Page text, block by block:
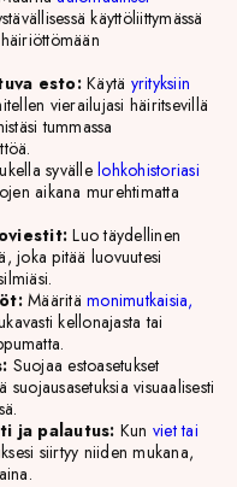
käyttöliittymässä
esto:Käytä yrityksiin
vierailujasi häiritsevillä
tummassa
syvällelohkohistoriasi
aikana murehtimatta
Luo täydellinen
joka pitää luovuutesi
Määritä monimutkaisia,
kellonajasta tai
Suojaa estoasetukset
suojausasetuksia visuaalisesti
ja palautus: Kun viet tai
siirtyy niiden mukana,